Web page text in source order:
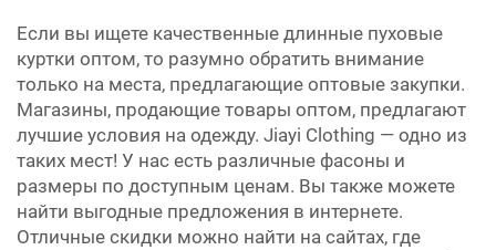
Если вы ищете качественные длинные пуховые
куртки оптом, то разумно обратить внимание
только на места, предлагающие оптовые закупки.
Магазины, продающие товары оптом, предлагают
лучшие условия на одежду. Jiayi Clothing — одно из
таких мест! У нас есть различные фасоны и
размеры по доступным ценам. Вы также можете
найти выгодные предложения в интернете.
Отличные скидки можно найти на сайтах, где